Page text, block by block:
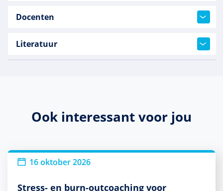
Docenten
Literatuur
Ook interessant voor jou
Nieuw16 oktober 2026
Stress- en burn-outcoaching voor